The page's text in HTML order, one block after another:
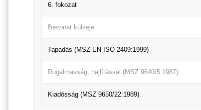
6. fokozat
Bevonat külseje
Tapadás (MSZ EN ISO 2409:1999)
Rugalmasság, hajlítással (MSZ 9640/5:1987)
Kiadósság (MSZ 9650/22:1989)